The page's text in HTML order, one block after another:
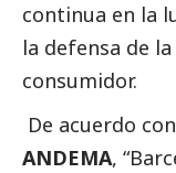
continua en la
la defensa de
consumidor.
De acuerdo
ANDEMA,